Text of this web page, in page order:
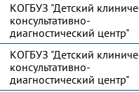
КОГБУЗ "Детский
консультативно-
диагностический центр"
КОГБУЗ "Детский
консультативно-
диагностический центр"